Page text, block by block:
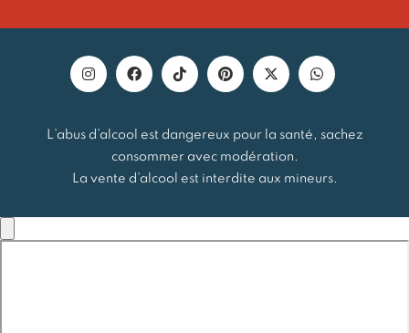
L’abus d’alcool est dangereux pour la santé, sachez
consommer avec modération.
La vente d’alcool est interdite aux mineurs.